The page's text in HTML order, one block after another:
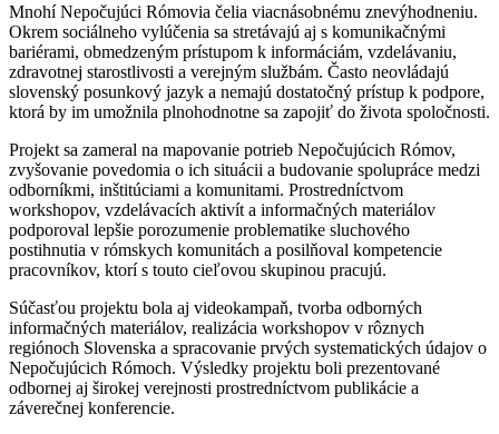
Mnohí Nepočujúci Rómovia čelia viacnásobnému znevýhodneniu.
Okrem sociálneho vylúčenia sa stretávajú aj s komunikačnými
bariérami, obmedzeným prístupom k informáciám, vzdelávaniu,
zdravotnej starostlivosti a verejným službám. Často neovládajú
slovenský posunkový jazyk a nemajú dostatočný prístup k podpore,
ktorá by im umožnila plnohodnotne sa zapojiť do života spoločnosti.
Projekt sa zameral na mapovanie potrieb Nepočujúcich Rómov,
zvyšovanie povedomia o ich situácii a budovanie spolupráce medzi
odborníkmi, inštitúciami a komunitami. Prostredníctvom
workshopov, vzdelávacích aktivít a informačných materiálov
podporoval lepšie porozumenie problematike sluchového
postihnutia v rómskych komunitách a posilňoval kompetencie
pracovníkov, ktorí s touto cieľovou skupinou pracujú.
Súčasťou projektu bola aj videokampaň, tvorba odborných
informačných materiálov, realizácia workshopov v rôznych
regiónoch Slovenska a spracovanie prvých systematických údajov o
Nepočujúcich Rómoch. Výsledky projektu boli prezentované
odbornej aj širokej verejnosti prostredníctvom publikácie a
záverečnej konferencie.